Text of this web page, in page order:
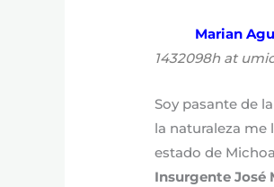
Marian
1432098h at
Soy pasante de
la naturaleza me
estado de
Insurgente José